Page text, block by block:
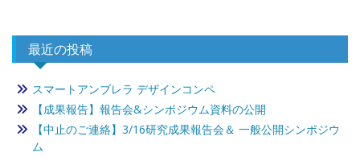
シ
ョ
ン
最近の投稿
スマートアンブレラ デザインコンペ
【成果報告】報告会&シンポジウム資料の公開
【中止のご連絡】3/16研究成果報告会＆ 一般公開シンポジウ
ム